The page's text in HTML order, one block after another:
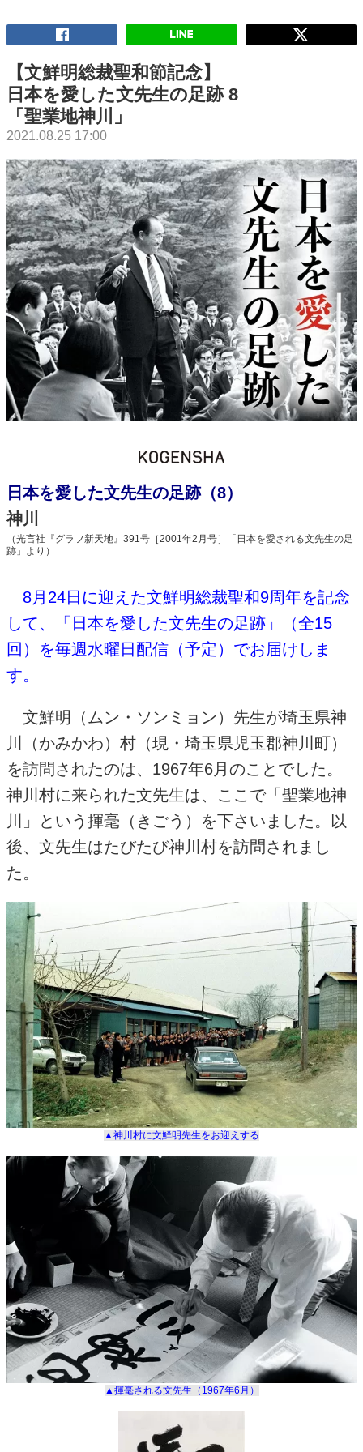
【文鮮明総裁聖和節記念】
日本を愛した文先生の足跡 8
「聖業地神川」
2021.08.25 17:00
日本を愛した文先生の足跡（8）
神川
（光言社『グラフ新天地』391号［2001年2月号］「日本を愛される文先生の足
跡」より）
8月24日に迎えた文鮮明総裁聖和9周年を記念
して、「日本を愛した文先生の足跡」（全15
回）を毎週水曜日配信（予定）でお届けしま
す。
文鮮明（ムン・ソンミョン）先生が埼玉県神
川（かみかわ）村（現・埼玉県児玉郡神川町）
を訪問されたのは、 1967年6月のことでした。
神川村に来られた文先生は、ここで「聖業地神
川」という揮毫（きごう）を下さいました。以
後、文先生はたびたび神川村を訪問されまし
た。
▲神川村に文鮮明先生をお迎えする
▲揮毫される文先生（ 1967年6 月）